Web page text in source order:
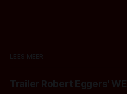
LEES MEER
Trailer Robert Eggers'